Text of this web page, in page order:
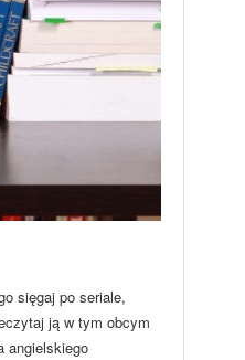
sięgaj po seriale,
ją w tym obcym
angielskiego